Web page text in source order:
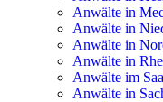
Anwälte in
Anwälte in
Anwälte in
Anwälte in
Anwälte im
Anwälte in